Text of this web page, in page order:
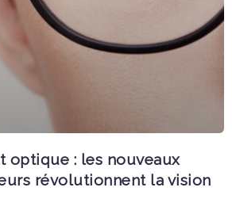
optique : les nouveaux
révolutionnent la vision